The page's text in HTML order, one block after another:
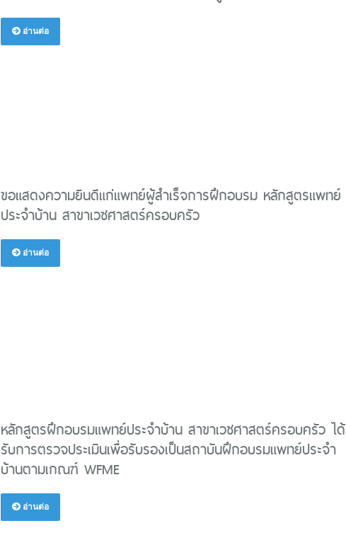
อ่านต่อ
ขอแสดงความยินดีแก่แพทย์ผู้สำเร็จการฝึกอบรม หลักสูตรแพทย์
ประจำบ้าน สาขาเวชศาสตร์ครอบครัว
อ่านต่อ
หลักสูตรฝึกอบรมแพทย์ประจำบ้าน สาขาเวชศาสตร์ครอบครัว ได้
รับการตรวจประเมินเพื่อรับรองเป็นสถาบันฝึกอบรมแพทย์ประจำ
บ้านตามเกณฑ์ WFME
อ่านต่อ